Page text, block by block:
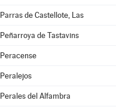
Parras de Castellote, Las
Peñarroya de Tastavins
Peracense
Peralejos
Perales del Alfambra